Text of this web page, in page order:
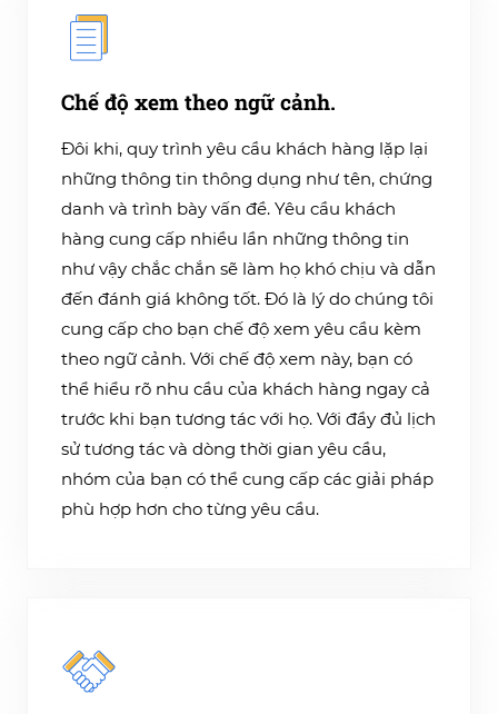
Chế độ xem theo ngữ cảnh.
Đôi khi, quy trình yêu cầu khách hàng lặp lại
những thông tin thông dụng như tên, chứng
danh và trình bày vấn đề. Yêu cầu khách
hàng cung cấp nhiều lần những thông tin
như vậy chắc chắn sẽ làm họ khó chịu và dẫn
đến đánh giá không tốt. Đó là lý do chúng tôi
cung cấp cho bạn chế độ xem yêu cầu kèm
theo ngữ cảnh. Với chế độ xem này, bạn có
thể hiểu rõ nhu cầu của khách hàng ngay cả
trước khi bạn tương tác với họ. Với đầy đủ lịch
sử tương tác và dòng thời gian yêu cầu,
nhóm của bạn có thể cung cấp các giải pháp
phù hợp hơn cho từng yêu cầu.